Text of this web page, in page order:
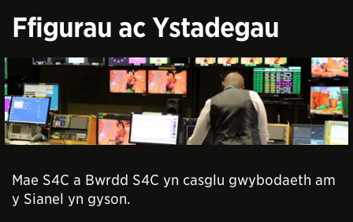
Ffigurau ac Ystadegau
Mae S4C a Bwrdd S4C yn casglu gwybodaeth am
y Sianel yn gyson.